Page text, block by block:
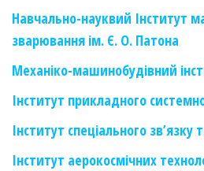
Навчально-науквий Інститут
зварювання ім. Є. О. Патона
Механіко-машинобудівний
Інститут прикладного
Інститут спеціального зв’язку
Інститут аерокосмічних